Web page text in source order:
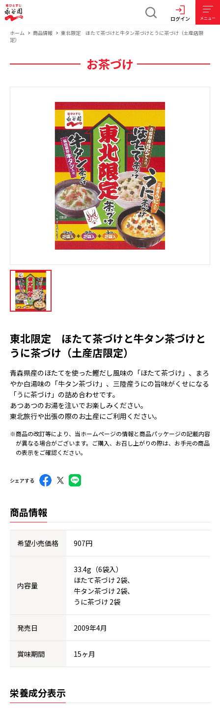
ログイン メニュー
ホーム 商品情報
東北限定 ほたて茶づけと牛タン茶づけとうに茶づけ（土産店限
定）
お茶づけ
東北限定 ほたて茶づけと牛タン茶づけと
うに茶づけ（土産店限定）
青森県産のほたてを使った鰹だし風味の「ほたて茶づけ」、まろ
やか白湯味の「牛タン茶づけ」、三陸産うにの旨味がくせになる
「うに茶づけ」の詰め合わせです。
あつあつのお湯を注いでお楽しみください。
東北旅行や出張の際のお土産にご利用ください。
※商品の改訂等により、当ホームページの情報と商品パッケージの記載内容
が異なる場合がございます。ご購入、お召し上がりの際は、お手元の商品
の表示をご確認ください。
シェアする
商品情報
希望小売価格 907円
内容量
33.4g（6袋入）
ほたて茶づけ 2袋、
牛タン茶づけ 2袋、
うに茶づけ 2袋
発売日 2009年4月
賞味期間 15ヶ月
栄養成分表示